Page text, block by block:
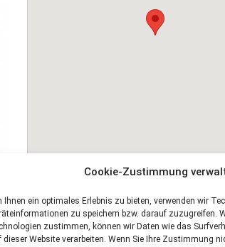
Cookie-Zustimmung
Ihnen ein optimales Erlebnis zu bieten, verwenden wir
zu speichern bzw. darauf zuzugreifen.
zustimmen, können wir Daten wie das
dieser Website verarbeiten. Wenn Sie Ihre Zustimmung